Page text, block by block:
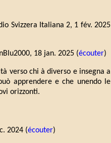
Svizzera Italiana 2, 1 fév. 2025
18 jan. 2025 (écouter)
verso chi à diverso e insegna a
apprendere e che unendo le
orizzonti.
2024 (écouter)